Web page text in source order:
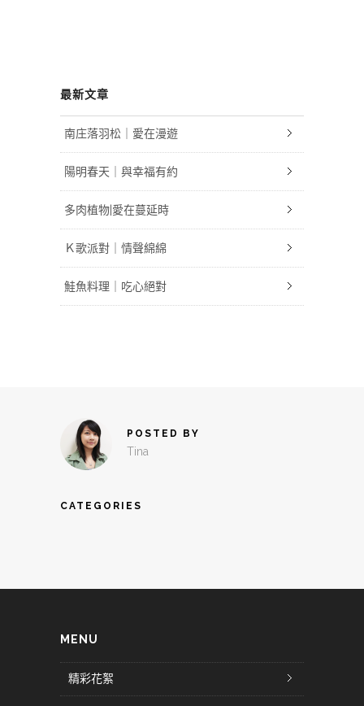
最新文章
南庄落羽松｜愛在漫遊
陽明春天｜與幸福有約
多肉植物|愛在蔓延時
Ｋ歌派對｜情聲綿綿
鮭魚料理｜吃心絕對
POSTED BY
Tina
CATEGORIES
MENU
精彩花絮